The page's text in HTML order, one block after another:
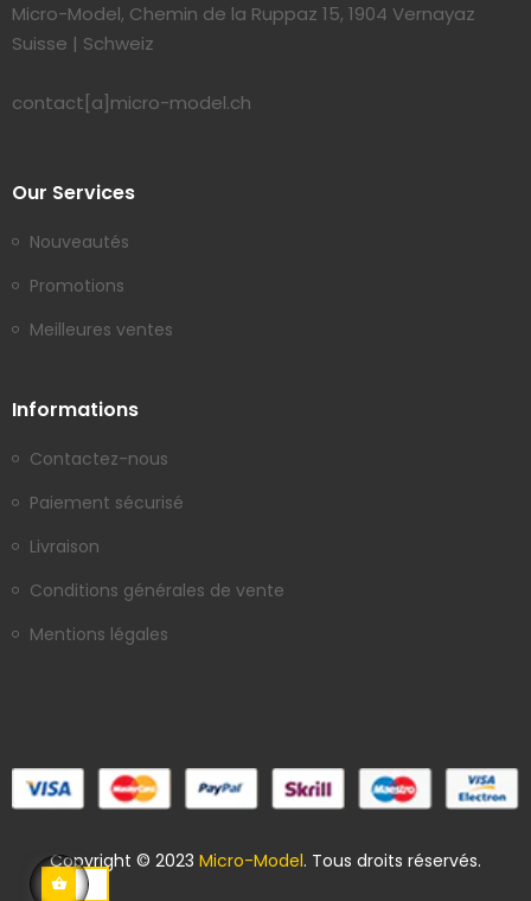
Micro-Model, Chemin de la Ruppaz 15, 1904 Vernayaz
Suisse | Schweiz
contact[a]micro-model.ch
Our Services
Nouveautés
Promotions
Meilleures ventes
Informations
Contactez-nous
Paiement sécurisé
Livraison
Conditions générales de vente
Mentions légales
Copyright © 2023 Micro-Model. Tous droits réservés.